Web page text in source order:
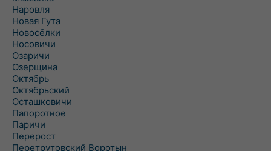
Наровля
Новая Гута
Новосёлки
Носовичи
Озаричи
Озерщина
Октябрь
Октябрьский
Осташковичи
Папоротное
Паричи
Перерост
Перетрутовский Воротын